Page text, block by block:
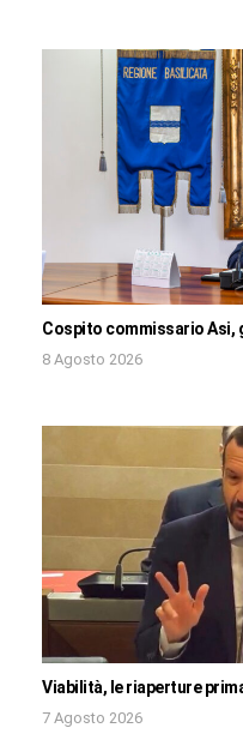
Cospito commissario Asi,
8 Agosto 2026
Viabilità, le riaperture
7 Agosto 2026